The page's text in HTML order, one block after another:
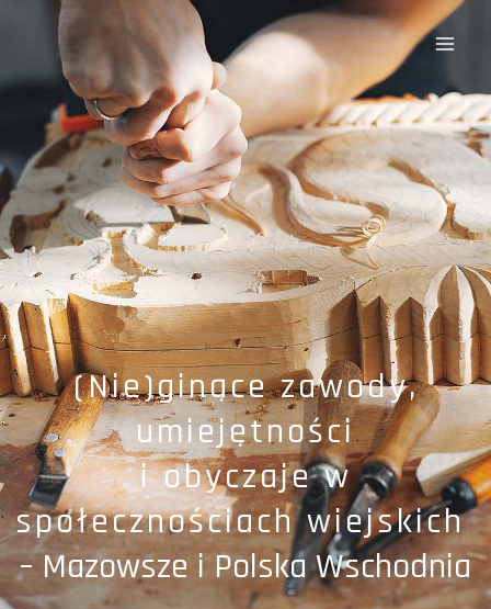
Przejdź
treści
(Nie)ginące zawody,
umiejętności
i obyczaje w
społecznościach wiejskich
– Mazowsze i Polska Wschodnia